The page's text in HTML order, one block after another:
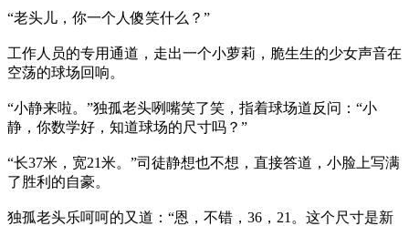
“老头儿，你一个人傻笑什么？”
工作人员的专用通道，走出一个小萝莉，脆生生的少女声音在
空荡的球场回响。
“小静来啦。”独孤老头咧嘴笑了笑，指着球场道反问：“小
静，你数学好，知道球场的尺寸吗？”
“长37米，宽21米。”司徒静想也不想，直接答道，小脸上写满
了胜利的自豪。
独孤老头乐呵呵的又道：“恩，不错，36，21。这个尺寸是新